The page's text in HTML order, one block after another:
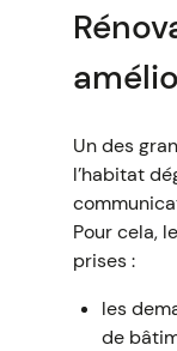
Un des
l’habitat
Pour cela,
prises :
les
de